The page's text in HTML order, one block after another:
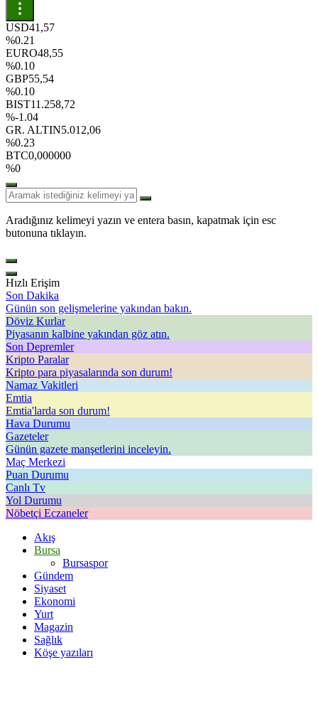
USD41,57
%0.21
EURO48,55
%0.10
GBP55,54
%0.10
BIST11.258,72
%-1.04
GR. ALTIN5.012,06
%0.23
BTC0,000000
%0
Aradığınız kelimeyi yazın ve entera basın, kapatmak için esc
butonuna tıklayın.
Hızlı Erişim
Son Dakika
Günün son gelişmelerine yakından bakın.
Döviz Kurlar
Piyasanın kalbine yakından göz atın.
Son Depremler
Kripto Paralar
Kripto para piyasalarında son durum!
Namaz Vakitleri
Emtia
Emtia'larda son durum!
Hava Durumu
Gazeteler
Günün gazete manşetlerini inceleyin.
Maç Merkezi
Puan Durumu
Canlı Tv
Yol Durumu
Nöbetçi Eczaneler
Akış
Bursa
Bursaspor
Gündem
Siyaset
Ekonomi
Yurt
Magazin
Sağlık
Köşe yazıları